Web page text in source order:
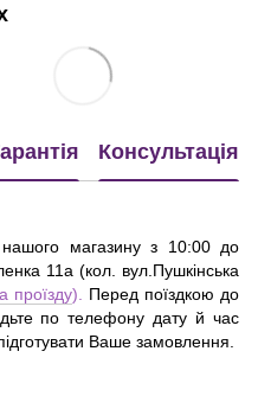
Консультація
магазину з 10:00 до
11а (кол. вул.Пушкінська
проїзду). Перед поїздкою до
по телефону дату й час
Ваше замовлення.